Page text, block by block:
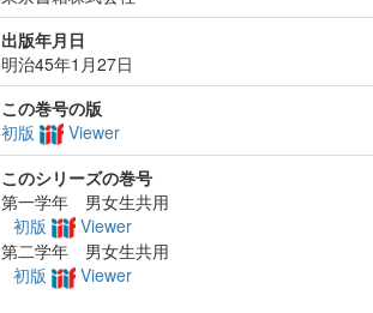
出版年月日
明治45年1月27日
この巻号の版
初版
Viewer
このシリーズの巻号
第一学年 男女生共用
初版
Viewer
第二学年 男女生共用
初版
Viewer